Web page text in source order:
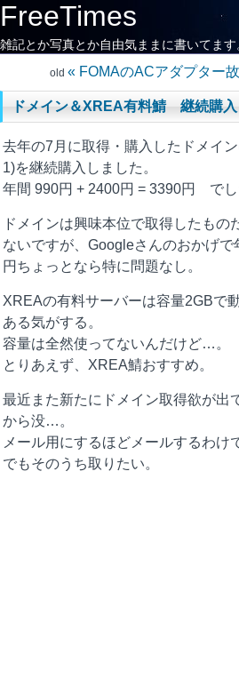
FreeTimes
雑記とか写真とか自由気ままに書いてます
old « FOMAのACアダプター
ドメイン＆XREA有料鯖 継続購入
去年の7月に取得・購入したドメイ
1)を継続購入しました。
年間 990円 + 2400円 = 3390円 でし
ドメインは興味本位で取得したも
ないですが、Googleさんのおかげ
円ちょっとなら特に問題なし。
XREAの有料サーバーは容量2GBで
ある気がする。
容量は全然使ってないんだけど…。
とりあえず、XREA鯖おすすめ。
最近また新たにドメイン取得欲が出
から没…。
メール用にするほどメールするわけ
でもそのうち取りたい。